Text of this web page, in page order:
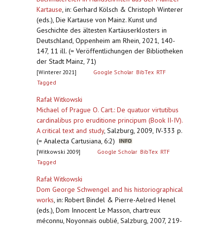
Kartause, in: Gerhard Kölsch & Christoph Winterer
(eds.), Die Kartause von Mainz. Kunst und
Geschichte des ältesten Kartäuserklosters in
Deutschland, Oppenheim am Rhein, 2021, 140-
147, 11 ill. (= Veröffentlichungen der Bibliotheken
der Stadt Mainz, 71)
[Winterer 2021] Google Scholar BibTex RTF
Tagged
Rafał Witkowski
Michael of Prague O. Cart.: De quatuor virtutibus
cardinalibus pro eruditione principum (Book II‐IV).
A critical text and study, Salzburg, 2009, IV-333 p.
(= Analecta Cartusiana, 6:2)
[Witkowski 2009] Google Scholar BibTex RTF
Tagged
Rafał Witkowski
Dom George Schwengel and his historiographical
works, in: Robert Bindel & Pierre-Aelred Henel
(eds.), Dom Innocent Le Masson, chartreux
méconnu, Noyonnais oublié, Salzburg, 2007, 219-